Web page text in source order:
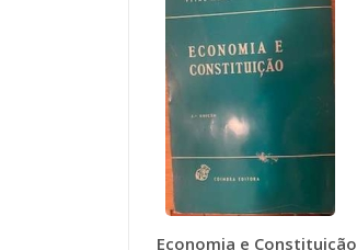
Economia e Constituição